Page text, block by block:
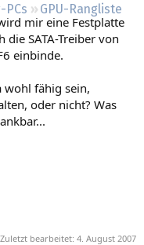
PCs
GPU-Rangliste
mir eine Festplatte
SATA-Treiber von
einbinde.
wohl fähig sein,
oder nicht? Was
Zuletzt bearbeitet: 4. August 2007